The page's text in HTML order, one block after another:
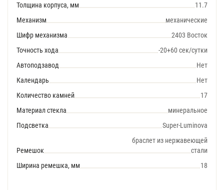
Толщина корпуса, мм
11.7
Механизм
механические
Шифр механизма
2403 Восток
Точность хода
-20+60 сек/сутки
Автоподзавод
Нет
Календарь
Нет
Количество камней
17
Материал стекла
минеральное
Подсветка
Super-Luminova
Ремешок
браслет из нержавеющей
стали
Ширина ремешка, мм
18